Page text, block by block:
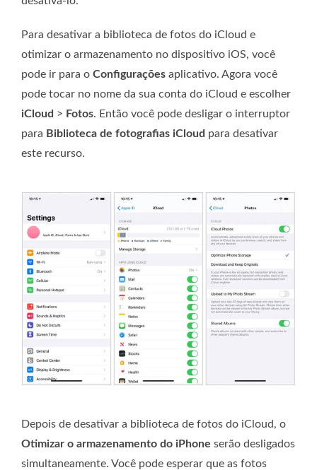
Para desativar a biblioteca de fotos do iCloud e
otimizar o armazenamento no dispositivo iOS, você
pode ir para o Configurações aplicativo. Agora você
pode tocar no nome da sua conta do iCloud e escolher
iCloud > Fotos. Então você pode desligar o interruptor
para Biblioteca de fotografias iCloud para desativar
este recurso.
Depois de desativar a biblioteca de fotos do iCloud, o
Otimizar o armazenamento do iPhone serão desligados
simultaneamente. Você pode esperar que as fotos